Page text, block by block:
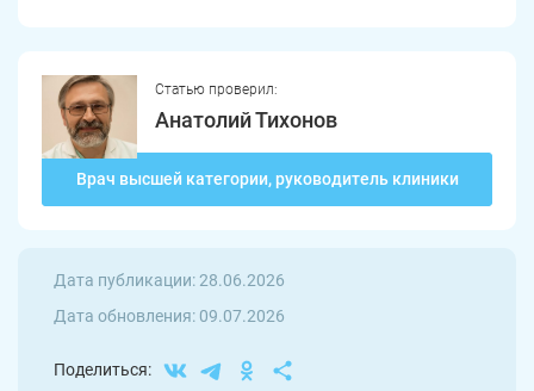
Статью проверил:
Анатолий Тихонов
Врач высшей категории, руководитель клиники
Дата публикации: 28.06.2026
Дата обновления: 09.07.2026
Поделиться:
Аша Трехгорный
Коркино
Чебаркуль
Троицк
Копейск Миасс